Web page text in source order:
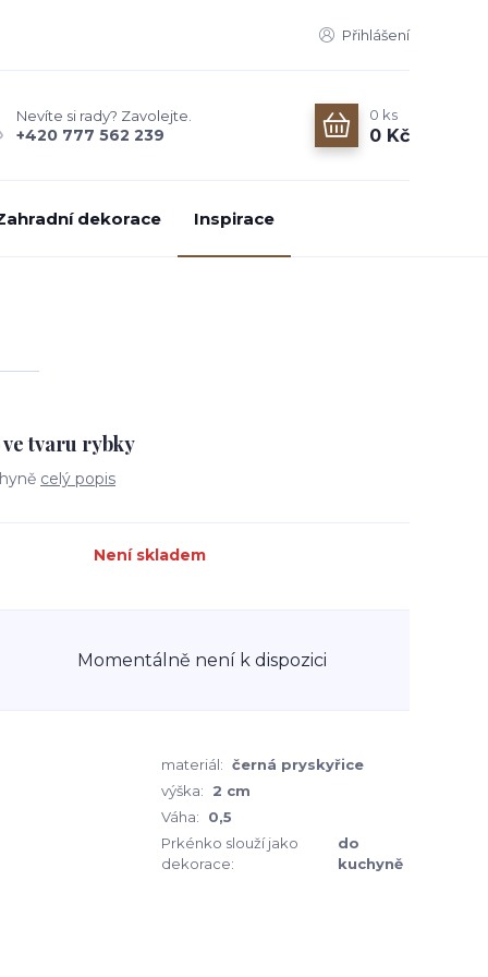
Přihlášení
Nevíte si rady? Zavolejte.
+420 777 562 239
0 ks
0 Kč
dekorace Inspirace
tvaru rybky
celý popis
Není skladem
Momentálně není k dispozici
materiál: černá pryskyřice
výška:
2 cm
Váha:
0,5
Prkénko slouží jako
dekorace:
do
kuchyně